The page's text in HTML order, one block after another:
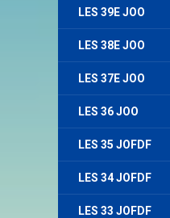
LES 39E JOO
LES 38E JOO
LES 37E JOO
LES 36 JOO
LES 35 JOFDF
LES 34 JOFDF
LES 33 JOFDF